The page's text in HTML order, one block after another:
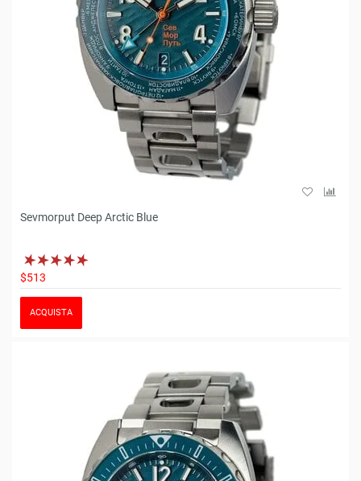
Sevmorput Deep Arctic Blue
$513
ACQUISTA